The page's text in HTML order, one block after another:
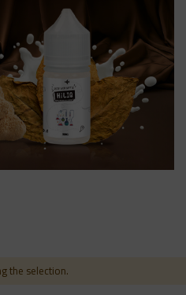
the selection.